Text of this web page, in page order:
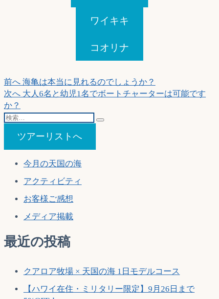
ワイキキ
コオリナ
投
稿
ナ
ゲ
ー
シ
ョ
ン
前へ 過
去
海亀は本当に見れるのでしょうか？
次へ 次
大人6名と幼児1名でボートチャーターは可能です
か？
検
ツアーリストへ
今月の天国の海
アクティビティ
お客様ご感想
メディア掲載
最近の投稿
クアロア牧場 × 天国の海 1日モデルコース
【ハワイ在住・ミリタリー限定】9月26日まで